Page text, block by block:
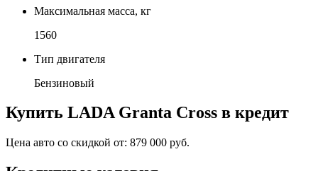
Максимальная масса, кг
1560
Тип двигателя
Бензиновый
Купить LADA Granta Cross в кредит
Цена авто со скидкой от: 879 000 руб.